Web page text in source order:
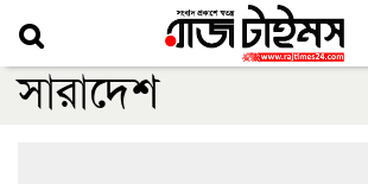
সারাদেশ